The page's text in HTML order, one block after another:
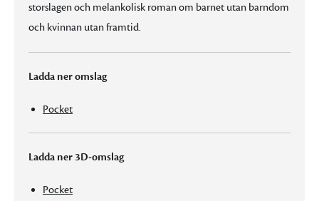
storslagen och melankolisk roman om barnet utan barndom
och kvinnan utan framtid.
Ladda ner omslag
Pocket
Ladda ner 3D-omslag
Pocket